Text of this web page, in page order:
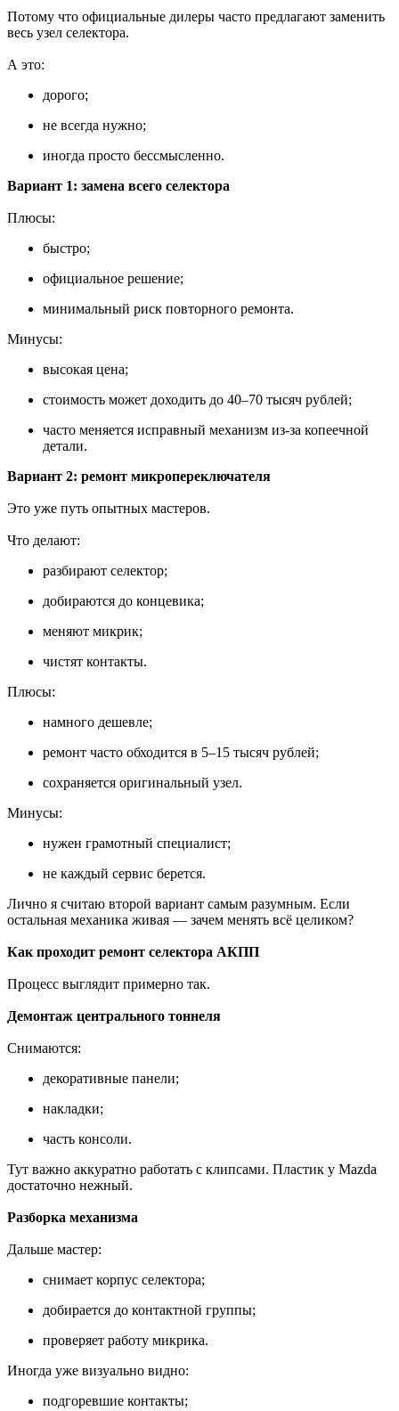
Потому что официальные дилеры часто предлагают заменить
весь узел селектора.
А это:
дорого;
не всегда нужно;
иногда просто бессмысленно.
Вариант 1: замена всего селектора
Плюсы:
быстро;
официальное решение;
минимальный риск повторного ремонта.
Минусы:
высокая цена;
стоимость может доходить до 40–70 тысяч рублей;
часто меняется исправный механизм из-за копеечной
детали.
Вариант 2: ремонт микропереключателя
Это уже путь опытных мастеров.
Что делают:
разбирают селектор;
добираются до концевика;
меняют микрик;
чистят контакты.
Плюсы:
намного дешевле;
ремонт часто обходится в 5–15 тысяч рублей;
сохраняется оригинальный узел.
Минусы:
нужен грамотный специалист;
не каждый сервис берется.
Лично я считаю второй вариант самым разумным. Если
остальная механика живая — зачем менять всё целиком?
Как проходит ремонт селектора АКПП
Процесс выглядит примерно так.
Демонтаж центрального тоннеля
Снимаются:
декоративные панели;
накладки;
часть консоли.
Тут важно аккуратно работать с клипсами. Пластик у Mazda
достаточно нежный.
Разборка механизма
Дальше мастер:
снимает корпус селектора;
добирается до контактной группы;
проверяет работу микрика.
Иногда уже визуально видно:
подгоревшие контакты;